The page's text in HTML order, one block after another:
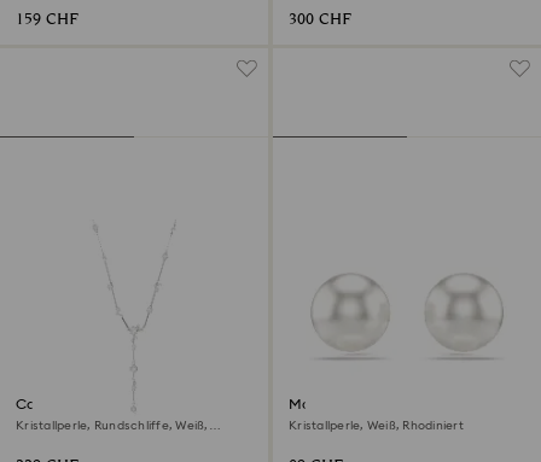
159 CHF 300 CHF
Constella Y-Halskette
Kristallperle, Rundschliffe, Weiß,
Matrix Ohrstecker
Kristallperle, Weiß, Rhodiniert